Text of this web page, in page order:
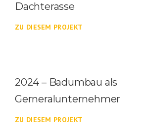
Dachterasse
ZU DIESEM PROJEKT
2024 – Badumbau als
Gerneralunternehmer
ZU DIESEM PROJEKT